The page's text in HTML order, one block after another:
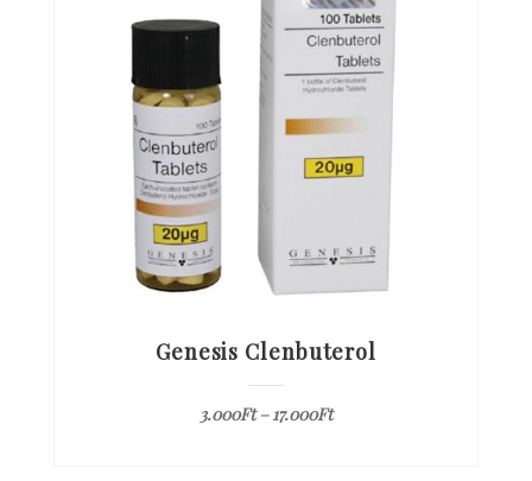
Genesis Clenbuterol
3.000Ft–17.000Ft